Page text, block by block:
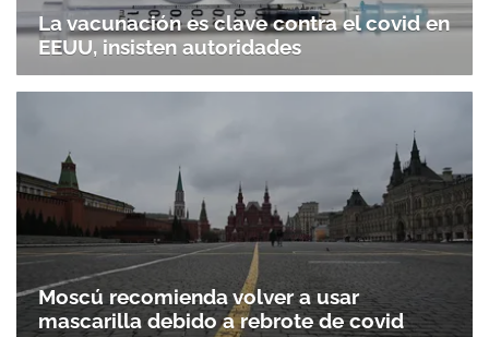
La vacunación es clave contra el covid en
EEUU, insisten autoridades
Moscú recomienda volver a usar
mascarilla debido a rebrote de covid